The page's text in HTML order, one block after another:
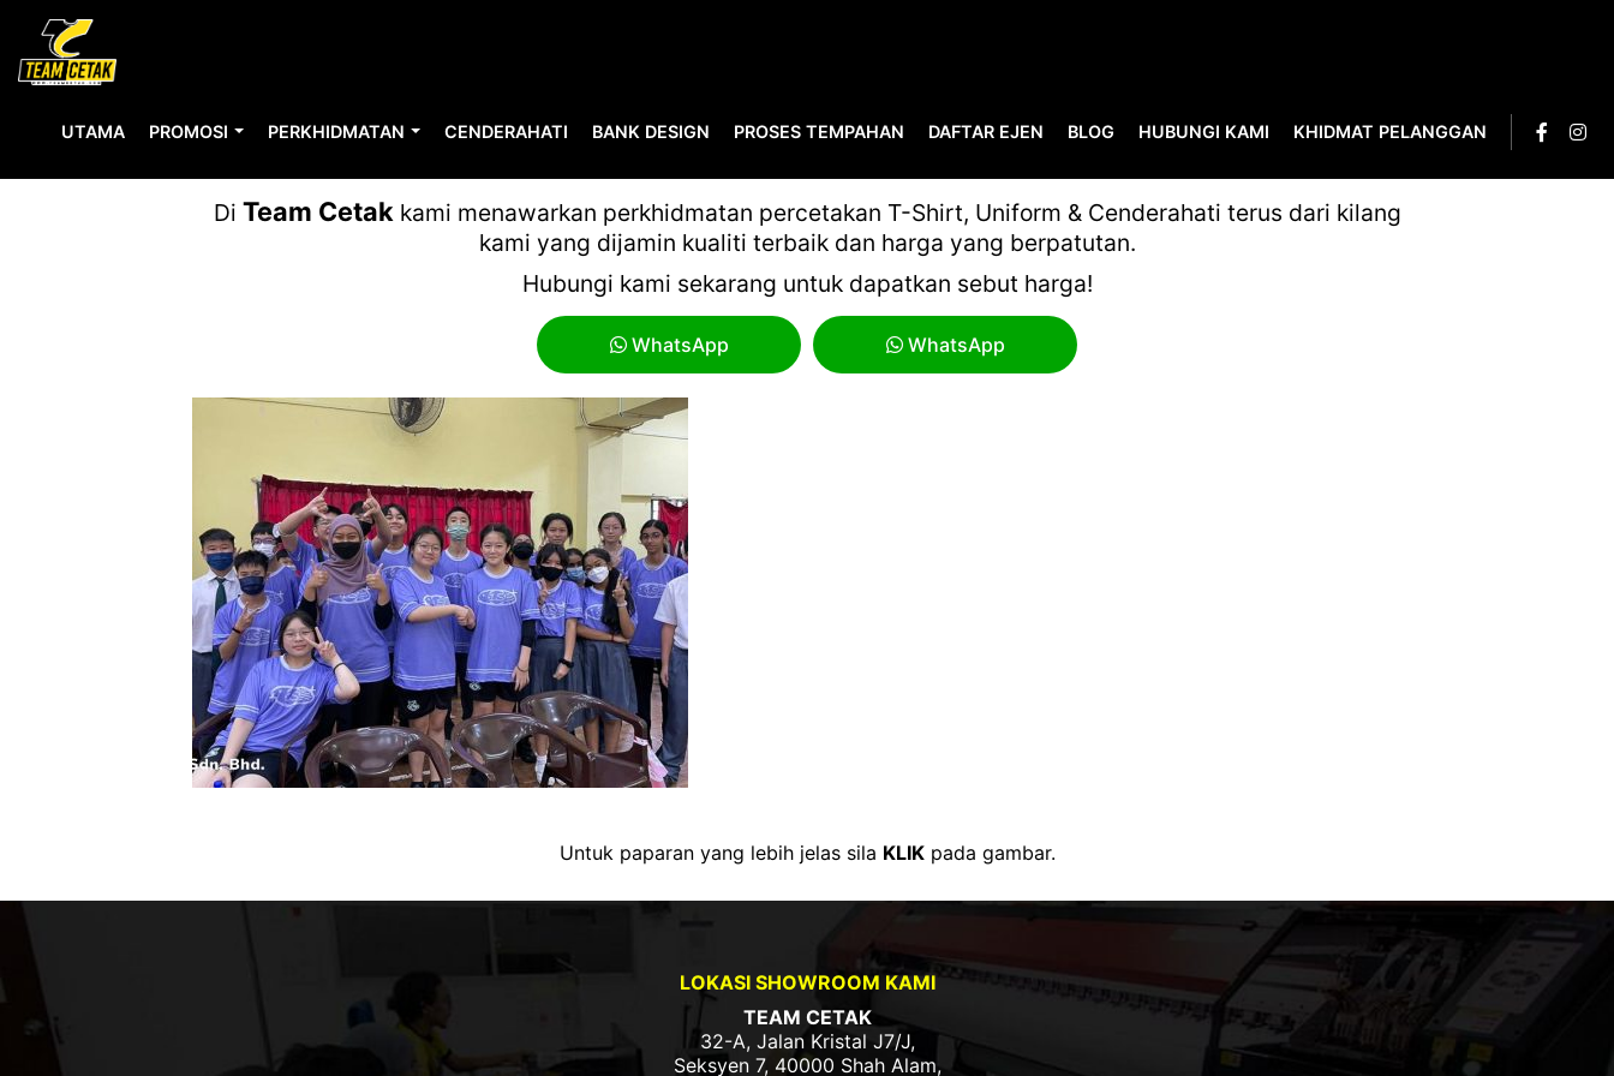
UTAMA PROMOSI PERKHIDMATAN CENDERAHATI BANK DESIGN PROSES TEMPAHAN DAFTAR EJEN BLOG HUBUNGI KAMI KHIDMAT PELANGGAN
Di Team Cetakkami menawarkan perkhidmatan percetakan T-Shirt, Uniform & Cenderahati terus dari kilang
kami yang dijamin kualiti terbaik dan harga yang berpatutan.
Hubungi kami sekarang untuk dapatkan sebut harga!
WhatsApp WhatsApp
Untuk paparan yang lebih jelas sila KLIKpada gambar.
LOKASI SHOWROOM KAMI
TEAM CETAK
32-A, Jalan Kristal J7/J,
Seksyen 7, 40000 Shah Alam,